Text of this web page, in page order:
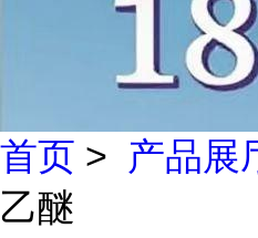
首页 > 产品展
乙醚